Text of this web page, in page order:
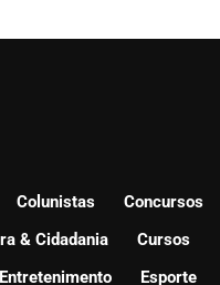
Colunistas
Concursos
& Cidadania
Cursos
Entretenimento Esporte